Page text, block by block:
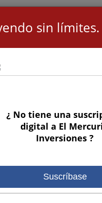
sin límites.
¿ No tiene una
digital a El
Inversiones ?
Suscríbase